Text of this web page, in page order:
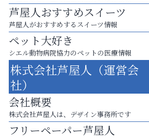
芦屋・西宮・神戸の新店舗PRやリニューアル告
知などお気軽にご相談ください。
芦屋インターナショナルスク
ール
芦屋人おすすめスイーツ
芦屋人がおすすめするスイーツ情報
ペット大好き
シエル動物病院協力のペットの医療情報
株式会社芦屋人（運営会
社）
会社概要
株式会社芦屋人は、デザイン事務所です
フリーペーパー芦屋人